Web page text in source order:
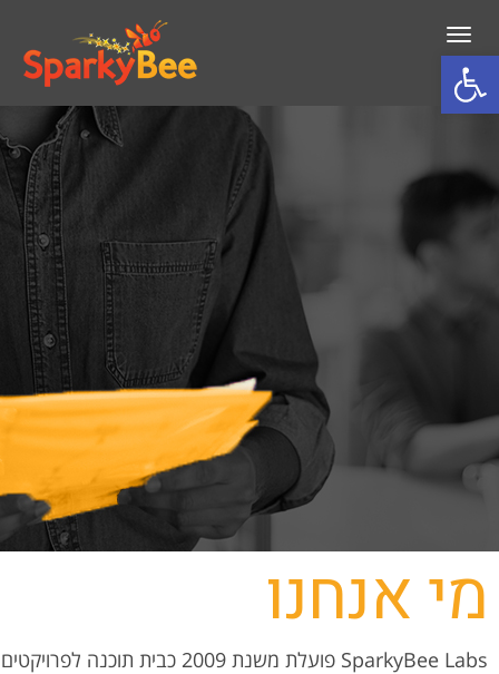
פתח סרגל נגישות
תפריט
מי אנחנו
SparkyBee Labs
פועלת משנת 2009 כבית תוכנה לפרויקטים